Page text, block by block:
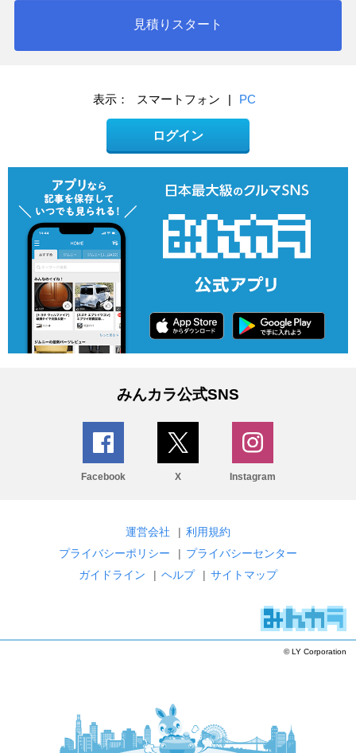
見積りスタート
表示： スマートフォン | PC
ログイン
みんカラ公式SNS
Facebook X Instagram
運営会社 | 利用規約
プライバシーポリシー
| プライバシーセンター
ガイドライン
| ヘルプ | サイトマップ
© LY Corporation